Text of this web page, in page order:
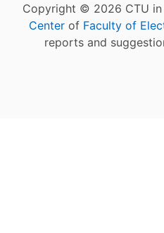
Copyright © 2026 CTU
Center of Faculty of
reports and